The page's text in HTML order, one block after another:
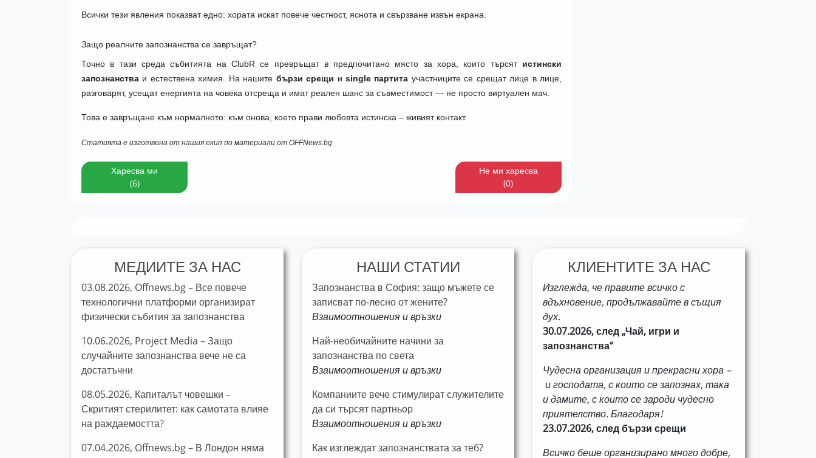
Всички тези явления показват едно: хората искат повече честност, яснота и свързване извън екрана.
Защо реалните запознанства се завръщат?
Точно в тази среда събитията на ClubR се превръщат в предпочитано място за хора, които търсят истински
запознанства и естествена химия. На нашите бързи срещи и single партита участниците се срещат лице в лице,
разговарят, усещат енергията на човека отсреща и имат реален шанс за съвместимост — не просто виртуален мач.
Това е завръщане към нормалното: към онова, което прави любовта истинска – живият контакт.
Статията е изготвена от нашия екип по материали от OFFNews.bg
Харесва ми
(6)
Не ми харесва
(0)
МЕДИИТЕ ЗА НАС
03.08.2026, Offnews.bg – Все повече
технологични платформи организират
физически събития за запознанства
10.06.2026, Project Media – Защо
случайните запознанства вече не са
достатъчни
08.05.2026, Капиталът човешки –
Скритият стерилитет: как самотата влияе
на раждаемостта?
07.04.2026, Offnews.bg – В Лондон няма
НАШИ СТАТИИ
Запознанства в София: защо мъжете се
записват по-лесно от жените?
Взаимоотношения и връзки
Най-необичайните начини за
запознанства по света
Взаимоотношения и връзки
Компаниите вече стимулират служителите
да си търсят партньор
Взаимоотношения и връзки
Как изглеждат запознанствата за теб?
КЛИЕНТИТЕ ЗА НАС
Изглежда, че правите всичко с
вдъхновение, продължавайте в същия
дух.
30.07.2026, след „Чай, игри и
запознанства“
Чудесна организация и прекрасни хора –
и господата, с които се запознах, така
и дамите, с които се зароди чудесно
приятелство. Благодаря!
23.07.2026, след бързи срещи
Всичко беше организирано много добре,